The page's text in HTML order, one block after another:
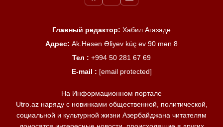
Главный редактор: Хабил Агазаде
Адрес: Ak.Həsən Əliyev küç ev 90 mən 8
Тел : +994 50 281 67 69
E-mail : [email protected]
На Информационном портале
Utro.az наряду с новинками общественной, политической,
социальной и культурной жизни Азербайджана читателям